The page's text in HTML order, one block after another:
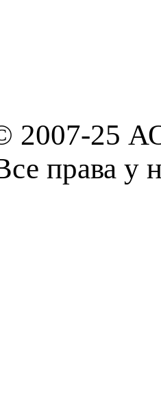
2007-25
права у